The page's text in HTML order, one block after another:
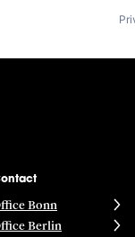
Bonn
Berlin